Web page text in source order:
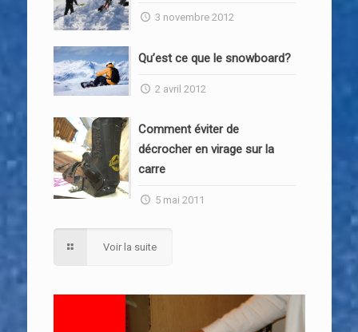
3 novembre 2012
Qu’est ce que le snowboard?
2 avril 2012
Comment éviter de
décrocher en virage sur la
carre
5 mai 2011
Voir la suite